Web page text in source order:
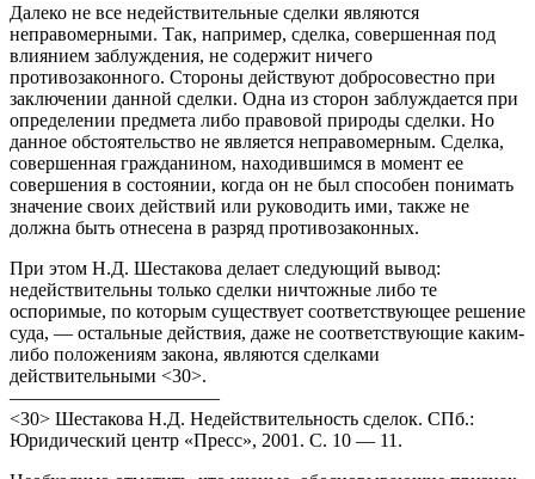
Далеко не все недействительные сделки являются
неправомерными. Так, например, сделка, совершенная под
влиянием заблуждения, не содержит ничего
противозаконного. Стороны действуют добросовестно при
заключении данной сделки. Одна из сторон заблуждается при
определении предмета либо правовой природы сделки. Но
данное обстоятельство не является неправомерным. Сделка,
совершенная гражданином, находившимся в момент ее
совершения в состоянии, когда он не был способен понимать
значение своих действий или руководить ими, также не
должна быть отнесена в разряд противозаконных.
При этом Н.Д. Шестакова делает следующий вывод:
недействительны только сделки ничтожные либо те
оспоримые, по которым существует соответствующее решение
суда, — остальные действия, даже не соответствующие каким-
либо положениям закона, являются сделками
действительными <30>.
———————————
<30> Шестакова Н.Д. Недействительность сделок. СПб.:
Юридический центр «Пресс», 2001. С. 10 — 11.